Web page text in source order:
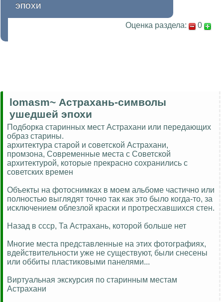
эпохи
Оценка раздела: 0
lomasm~ Астрахань-символы
ушедшей эпохи
Подборка старинных мест Астрахани или передающих
образ старины.
архитектура старой и советской Астрахани,
промзона, Современные места с Советской
архитектурой, которые прекрасно сохранились с
советских времен
Объекты на фотоснимках в моем альбоме частично или
полностью выглядят точно так как это было когда-то, за
исключением облезлой краски и протресхавшихся стен.
Назад в ссср, Та Астрахань, которой больше нет
Многие места представленные на этих фотографиях,
вдействительности уже не существуют, были снесены
или оббиты пластиковыми панелями...
Виртуальная экскурсия по старинным местам
Астрахани